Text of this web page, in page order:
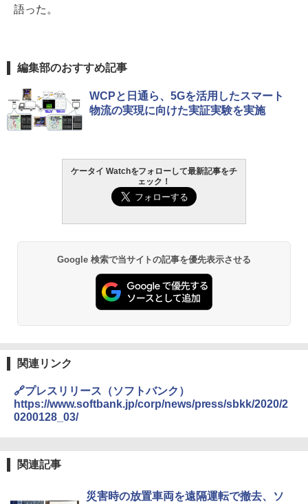
語った。
編集部のおすすめ記事
WCPと日通ら、5Gを活用したスマート
物流の実現に向けた実証実験を実施
ケータイ Watchをフォローして最新記事をチ
ェック！
Google 検索で当サイトの記事を優先表示させる
関連リンク
🔗プレスリリース（ソフトバンク）
https://www.softbank.jp/corp/news/press/sbkk/2020/2
0200128_03/
関連記事
災害時の放置車両を遠隔運転で撤去、ソ